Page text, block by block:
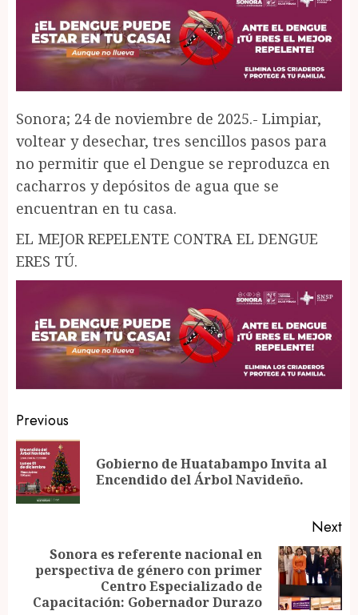
Sonora; 24 de noviembre de 2025.- Limpiar,
voltear y desechar, tres sencillos pasos para
no permitir que el Dengue se reproduzca en
cacharros y depósitos de agua que se
encuentran en tu casa.
EL MEJOR REPELENTE CONTRA EL DENGUE
ERES TÚ.
Post
navigation
Previous
Gobierno de Huatabampo Invita al
Encendido del Árbol Navideño.
Next
Next
post:
Sonora es referente nacional en
perspectiva de género con primer
Centro Especializado de
Capacitación: Gobernador Durazo